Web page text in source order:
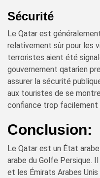
Sécurité
Le Qatar est
relativement sûr pour les
terroristes aient été
gouvernement qatarien
assurer la sécurité
aux touristes de se
confiance trop facilement
Conclusion:
Le Qatar est un État
arabe du Golfe Persique.
et les Émirats Arabes